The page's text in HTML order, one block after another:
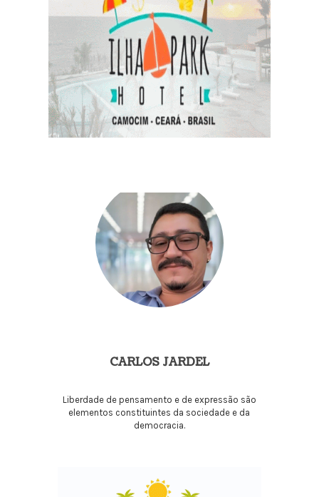
CARLOS JARDEL
Liberdade de pensamento e de expressão são
elementos constituintes da sociedade e da
democracia.